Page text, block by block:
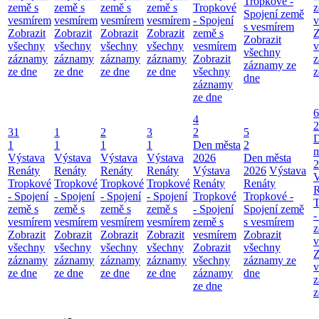
země s
vesmírem
Zobrazit
všechny
záznamy
ze dne
země s
vesmírem
Zobrazit
všechny
záznamy
ze dne
země s
vesmírem
Zobrazit
všechny
záznamy
ze dne
země s
vesmírem
Zobrazit
všechny
záznamy
ze dne
Tropkové
- Spojení
země s
vesmírem
Zobrazit
všechny
záznamy
ze dne
Spojení země
s vesmírem
Zobrazit
všechny
záznamy ze
dne
31
1
Výstava
Renáty
Tropkové
- Spojení
země s
vesmírem
Zobrazit
všechny
záznamy
ze dne
1
1
Výstava
Renáty
Tropkové
- Spojení
země s
vesmírem
Zobrazit
všechny
záznamy
ze dne
2
1
Výstava
Renáty
Tropkové
- Spojení
země s
vesmírem
Zobrazit
všechny
záznamy
ze dne
3
1
Výstava
Renáty
Tropkové
- Spojení
země s
vesmírem
Zobrazit
všechny
záznamy
ze dne
4
2
Den města
2026
Výstava
Renáty
Tropkové
- Spojení
země s
vesmírem
Zobrazit
všechny
záznamy
ze dne
5
2
Den města
2026 Výstava
Renáty
Tropkové -
Spojení země
s vesmírem
Zobrazit
všechny
záznamy ze
dne
6
2
-